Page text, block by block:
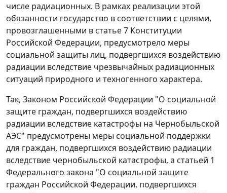
числе радиационных. В рамках реализации этой
обязанности государство в соответствии с целями,
провозглашенными в статье 7 Конституции
Российской Федерации, предусмотрело меры
социальной защиты лиц, подвергшихся воздействию
радиации вследствие чрезвычайных радиационных
ситуаций природного и техногенного характера.
Так, Законом Российской Федерации "О социальной
защите граждан, подвергшихся воздействию
радиации вследствие катастрофы на Чернобыльской
АЭС" предусмотрены меры социальной поддержки
для граждан, подвергшихся воздействию радиации
вследствие чернобыльской катастрофы, а статьей 1
Федерального закона "О социальной защите
граждан Российской Федерации, подвергшихся